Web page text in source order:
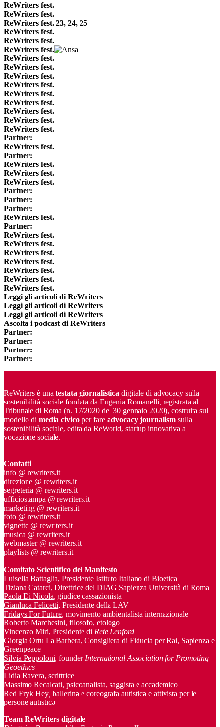
ReWriters fest.
ReWriters fest.
ReWriters fest. 23, 24, 25
ReWriters fest.
ReWriters fest.
ReWriters fest.
ReWriters fest.
ReWriters fest.
ReWriters fest.
ReWriters fest.
ReWriters fest.
ReWriters fest.
ReWriters fest.
ReWriters fest.
ReWriters fest.
Partner:
ReWriters fest.
Partner:
ReWriters fest.
ReWriters fest.
ReWriters fest.
Partner:
Partner:
Partner:
ReWriters fest.
Partner:
ReWriters fest.
ReWriters fest.
ReWriters fest.
ReWriters fest.
ReWriters fest.
ReWriters fest.
ReWriters fest.
Leggi gli articoli di ReWriters
Leggi gli articoli di ReWriters
Leggi gli articoli di ReWriters
Ascolta i podcast di ReWriters
Partner:
Partner:
Partner:
Partner:
ReWriters è una testata giornalistica digitale di advocacy sulla
sostenibilità sociale fondata da Eugenia Romanelli, registrata al
Tribunale di Roma (n. 17/2020 del 30 gennaio 2020), costruita sul
modello di media civico per fare advocacy journalism sulla
sostenibilità sociale, edita da ReWorld, startup innovativa a
vocazione sociale.
Contatti
info @ rewriters.it
direzione @ rewriters.it
segreteria @ rewriters.it
ufficiostampa @ rewriters.it
marketing @ rewriters.it
foto @ rewriters.it
vignette @ rewriters.it
musica @ rewriters.it
webmaster @ rewriters.it
playlists @ rewriters.it
Comitato Scientifico del Manifesto
Luisella Battaglia, Presidente Istituto Italiano di Bioetica
Tiziana Catarci, Direttrice del DIAG Sapienza Università di Roma
Paola Di Nicola, giudice cassazionista
Gianluca Felicetti, Presidente della LAV
Fridays For Future, movimento ambientalista internazionale
Roberto Marchesini, filosofo, etologo
Vincenzo Miri, Presidente di Rete Lenford
Giorgia Ortu La Barbera, Consigliera di Fiducia per Rai, Sapienza e
Greenpeace
Silvia Peppoloni, founder International Association for Promoting
Geoethics
Lidia Ravera, scrittrice
Massimo Recalcati, psicoanalista, saggista e accademico
Red Fryk Hey ballerinə e coreografa autisticə e attivista per le
persone autisticə
Team ReWriters digitale